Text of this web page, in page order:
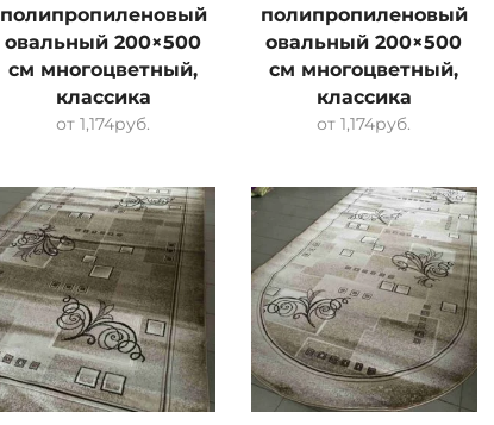
полипропиленовый
овальный 200×500
см многоцветный,
классика
от1,174руб.
полипропиленовый
овальный 200×500
см многоцветный,
классика
от1,174руб.